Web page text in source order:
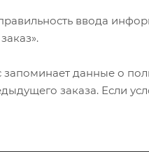
ввода
данные о
заказа. Если